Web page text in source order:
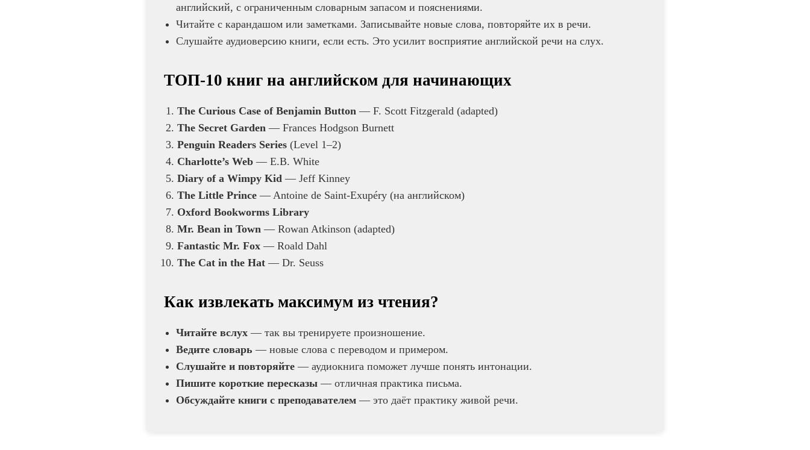
английский, с ограниченным словарным запасом и пояснениями.
Читайте с карандашом или заметками. Записывайте новые слова, повторяйте их в речи.
Слушайте аудиоверсию книги, если есть. Это усилит восприятие английской речи на слух.
ТОП-10 книг на английском для начинающих
The Curious Case of Benjamin Button — F. Scott Fitzgerald (adapted)
The Secret Garden — Frances Hodgson Burnett
Penguin Readers Series (Level 1–2)
Charlotte’s Web — E.B. White
Diary of a Wimpy Kid — Jeff Kinney
The Little Prince — Antoine de Saint-Exupéry (на английском)
Oxford Bookworms Library
Mr. Bean in Town — Rowan Atkinson (adapted)
Fantastic Mr. Fox — Roald Dahl
The Cat in the Hat — Dr. Seuss
Как извлекать максимум из чтения?
Читайте вслух — так вы тренируете произношение.
Ведите словарь — новые слова с переводом и примером.
Слушайте и повторяйте — аудиокнига поможет лучше понять интонации.
Пишите короткие пересказы — отличная практика письма.
Обсуждайте книги с преподавателем — это даёт практику живой речи.